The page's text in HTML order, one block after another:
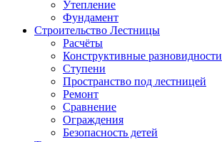
Утепление
Фундамент
Строительство Лестницы
Расчёты
Конструктивные разновидности
Ступени
Пространство под лестницей
Ремонт
Сравнение
Ограждения
Безопасность детей